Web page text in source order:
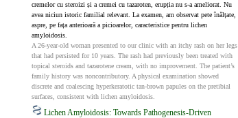
cremelor cu steroizi și a cremei cu tazaroten, erupția nu s‑a ameliorat. Nu
avea niciun istoric familial relevant. La examen, am observat pete înălțate,
aspre, pe fața anterioară a picioarelor, caracteristice pentru lichen
amyloidosis.
A 26-year-old woman presented to our clinic with an itchy rash on her legs
that had persisted for 10 years. The rash had previously been treated with
topical steroids and tazarotene cream, with no improvement. The patient’s
family history was noncontributory. A physical examination showed
discrete and coalescing hyperkeratotic tan-brown papules on the pretibial
surfaces, consistent with lichen amyloidosis.
Lichen Amyloidosis: Towards Pathogenesis-Driven